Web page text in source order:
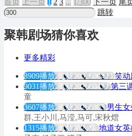
跳转
聚韩剧场猜你喜欢
更多精彩
8909播放 更新2002600423 笑动
9031播放 更新202600417 第三
童
3607播放 更新20260805 男生
群,王小川,马滢,马可,宋秋熠
1315播放 更新第24集 地道女英